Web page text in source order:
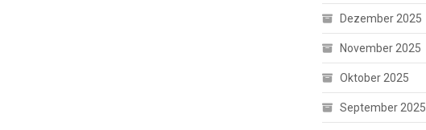
Dezember 2025
November 2025
Oktober 2025
September 2025